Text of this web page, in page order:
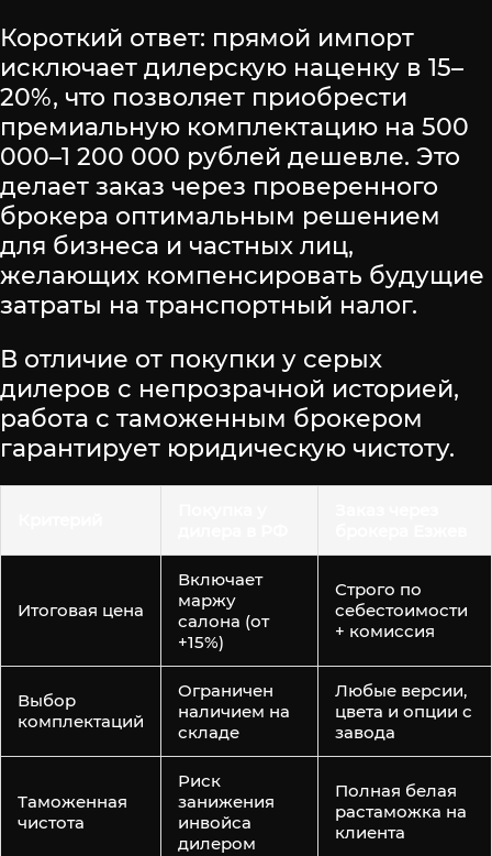
Короткий ответ: прямой импорт
исключает дилерскую наценку в 15–
20%, что позволяет приобрести
премиальную комплектацию на 500
000–1 200 000 рублей дешевле. Это
делает заказ через проверенного
брокера оптимальным решением
для бизнеса и частных лиц,
желающих компенсировать будущие
затраты на транспортный налог.
В отличие от покупки у серых
дилеров с непрозрачной историей,
работа с таможенным брокером
гарантирует юридическую чистоту.
Итоговая цена
Включает
маржу
салона (от
+15%)
Строго по
себестоимости
+ комиссия
Выбор
комплектаций
Ограничен
наличием на
складе
Любые версии,
цвета и опции с
завода
Таможенная
чистота
Риск
занижения
инвойса
дилером
Полная белая
растаможка на
клиента